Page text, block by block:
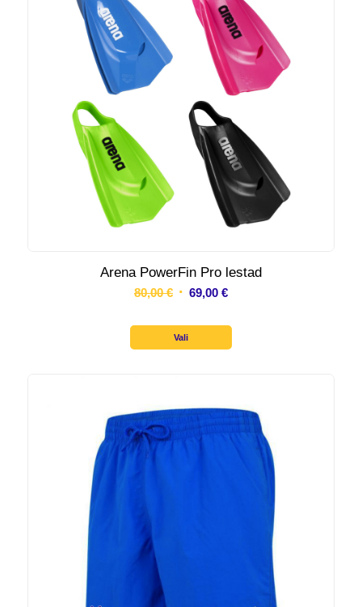
Arena PowerFin Pro lestad
80,00€ Algne
oli:
80,00 €.
69,00 €Praegune
on:
69,00 €.
Vali